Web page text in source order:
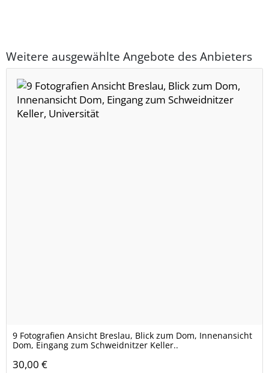
Weitere ausgewählte Angebote des Anbieters
9 Fotografien Ansicht Breslau, Blick zum Dom, Innenansicht
Dom, Eingang zum Schweidnitzer Keller..
30,00 €